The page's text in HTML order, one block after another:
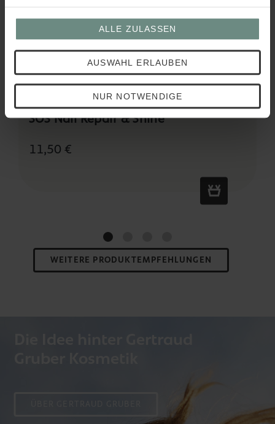
ALLE ZULASSEN
AUSWAHL ERLAUBEN
NUR NOTWENDIGE
SOS Nail Repair & Shine
11,50 €
WEITERE PRODUKTEMPFEHLUNGEN